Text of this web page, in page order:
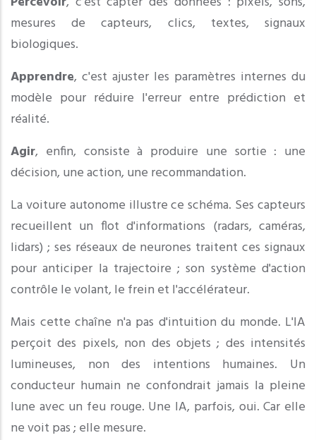
mesures de capteurs, clics, textes, signaux
biologiques.
Apprendre, c'est ajuster les paramètres internes du
modèle pour réduire l'erreur entre prédiction et
réalité.
Agir, enfin, consiste à produire une sortie : une
décision, une action, une recommandation.
La voiture autonome illustre ce schéma. Ses capteurs
recueillent un flot d'informations (radars, caméras,
lidars) ; ses réseaux de neurones traitent ces signaux
pour anticiper la trajectoire ; son système d'action
contrôle le volant, le frein et l'accélérateur.
Mais cette chaîne n'a pas d'intuition du monde. L'IA
perçoit des pixels, non des objets ; des intensités
lumineuses, non des intentions humaines. Un
conducteur humain ne confondrait jamais la pleine
lune avec un feu rouge. Une IA, parfois, oui. Car elle
ne voit pas ; elle mesure.